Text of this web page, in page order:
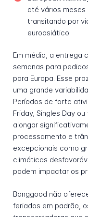
até vários meses
transitando por
euroasiático
Em média, a entrega
semanas para
para Europa. Esse
uma grande
Períodos de forte
Friday, Singles Day
alongar
processamento e
excepcionais como
climáticas
podem impactar os
Banggood não
feriados em padrão,